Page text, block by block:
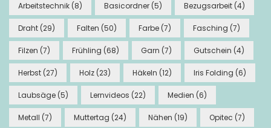
Arbeitstechnik (8) Basicordner (5) Bezugsarbeit (4)
Draht (29) Falten (50) Farbe (7) Fasching (7)
Filzen (7) Frühling (68) Garn (7) Gutschein (4)
Herbst (27) Holz (23) Häkeln (12) Iris Folding (6)
Laubsäge (5) Lernvideos (22) Medien (6)
Metall (7) Muttertag (24) Nähen (19) Opitec (7)